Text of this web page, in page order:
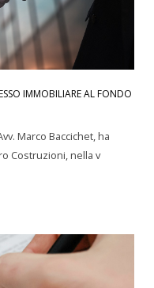
IMMOBILIARE AL FONDO
Marco Baccichet, ha
Costruzioni, nella v